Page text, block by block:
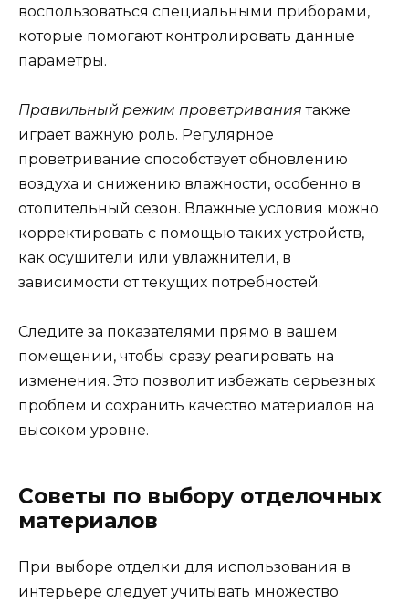
воспользоваться специальными приборами,
которые помогают контролировать данные
параметры.
Правильный режим проветривания также
играет важную роль. Регулярное
проветривание способствует обновлению
воздуха и снижению влажности, особенно в
отопительный сезон. Влажные условия можно
корректировать с помощью таких устройств,
как осушители или увлажнители, в
зависимости от текущих потребностей.
Следите за показателями прямо в вашем
помещении, чтобы сразу реагировать на
изменения. Это позволит избежать серьезных
проблем и сохранить качество материалов на
высоком уровне.
Советы по выбору отделочных
материалов
При выборе отделки для использования в
интерьере следует учитывать множество